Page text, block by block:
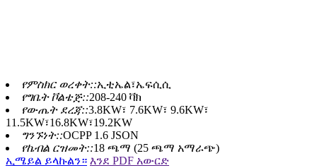
የምስክር ወረቀት::ኢቲኤል፣ኤፍሲሲ
የግቤት ቮልቴጅ::208-240 ቫክ
የውጤት ደረጃ::3.8KW፣ 7.6KW፣ 9.6KW፣
11.5KW፣16.8KW፣19.2KW
ግንኙነት::OCPP 1.6 JSON
የኬብል ርዝመት::18 ጫማ (25 ጫማ አማራጭ)
ኢሜይል ይላኩልን። እንደ PDF አውርድ